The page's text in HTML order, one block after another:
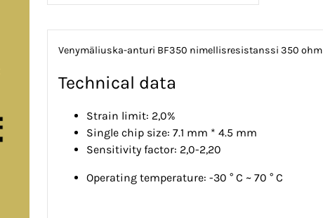
Venymäliuska-anturi BF350 nimellisresistanssi 350 ohm
Technical data
Strain limit: 2,0%
Single chip size: 7.1 mm * 4.5 mm
Sensitivity factor: 2,0-2,20
Operating temperature: -30 ° C ~ 70 ° C